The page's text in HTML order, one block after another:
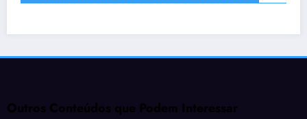
Outros Conteúdos que Podem Interessar